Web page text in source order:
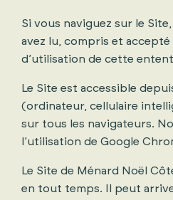
Si vous naviguez sur le
avez lu, compris et
d’utilisation de cette
Le Site est accessible
(ordinateur, cellulaire
sur tous les navigateurs.
l’utilisation de Google
Le Site de Ménard Noël
en tout temps. Il peut